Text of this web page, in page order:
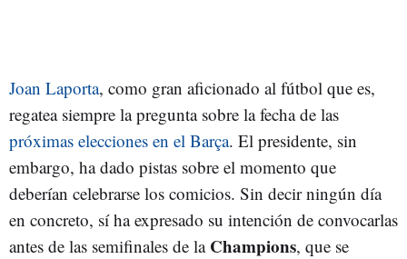
Joan Laporta, como gran aficionado al fútbol que es,
regatea siempre la pregunta sobre la fecha de las
próximas elecciones en el Barça. El presidente, sin
embargo, ha dado pistas sobre el momento que
deberían celebrarse los comicios. Sin decir ningún día
en concreto, sí ha expresado su intención de convocarlas
antes de las semifinales de la Champions, que se